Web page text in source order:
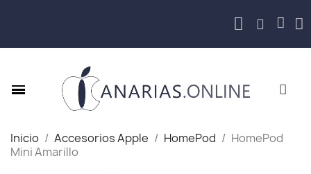
Inicio Accesorios Apple HomePod
HomePod
Mini Amarillo